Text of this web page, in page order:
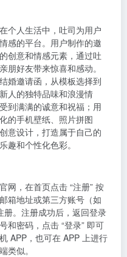
在个人生活中，吐司为用户
感的平台。用户制作的邀
创意和情感元素，通过吐
朋好友带来惊喜和感动。
婚邀请函，从模板选择到
人的独特品味和浪漫情
到满满的诚意和祝福；用
的手机壁纸、照片拼图
意设计，打造属于自己的
趣和个性化色彩。
网 ，在首页点击 “注册” 按
箱地址或第三方账号（如
。注册成功后，返回登录
和密码，点击 “登录” 即可
APP，也可在 APP 上进行
类似。